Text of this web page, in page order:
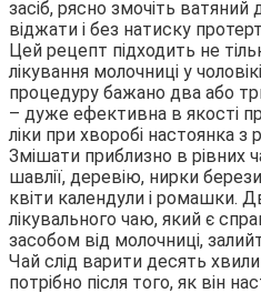
засіб, рясно змочіть ватяний
віджати і без натиску
Цей рецепт підходить не
лікування молочниці у
процедуру бажано два або
– дуже ефективна в якості
ліки при хворобі настоянка з
Змішати приблизно в рівних
шавлії, деревію, нирки
квіти календули і ромашки.
лікувального чаю, який є
засобом від молочниці,
Чай слід варити десять
потрібно після того, як він